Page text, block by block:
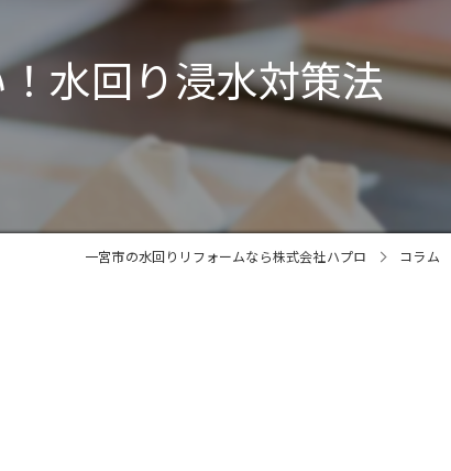
浴室
キッチン
設備工事
水回り浸水対策法
一宮市の水回りリフォームなら株式会社ハプロ コラム